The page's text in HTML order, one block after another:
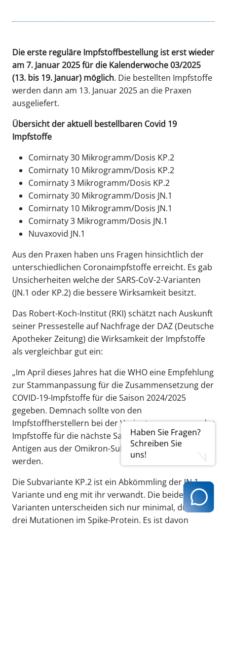
Haben Sie Fragen?
Schreiben Sie
uns!
Die erste reguläre Impfstoffbestellung ist erst wieder
am 7. Januar 2025 für die Kalenderwoche 03/2025
(13. bis 19. Januar) möglich. Die bestellten Impfstoffe
werden dann am 13. Januar 2025 an die Praxen
ausgeliefert.
Übersicht der aktuell bestellbaren Covid 19
Impfstoffe
Comirnaty 30 Mikrogramm/Dosis KP.2
Comirnaty 10 Mikrogramm/Dosis KP.2
Comirnaty 3 Mikrogramm/Dosis KP.2
Comirnaty 30 Mikrogramm/Dosis JN.1
Comirnaty 10 Mikrogramm/Dosis JN.1
Comirnaty 3 Mikrogramm/Dosis JN.1
Nuvaxovid JN.1
Aus den Praxen haben uns Fragen hinsichtlich der
unterschiedlichen Coronaimpfstoffe erreicht. Es gab
Unsicherheiten welche der SARS-CoV-2-Varianten
(JN.1 oder KP.2) die bessere Wirksamkeit besitzt.
Das Robert-Koch-Institut (RKI) schätzt nach Auskunft
seiner Pressestelle auf Nachfrage der DAZ (Deutsche
Apotheker Zeitung) die Wirksamkeit der Impfstoffe
als vergleichbar gut ein:
„Im April dieses Jahres hat die WHO eine Empfehlung
zur Stammanpassung für die Zusammensetzung der
COVID-19-Impfstoffe für die Saison 2024/2025
gegeben. Demnach sollte von den
Impfstoffherstellern bei der Variantenanpassung der
Impfstoffe für die nächste Saison monovalent ein
Antigen aus der Omikron-Sublinie JN.1 verwendet
werden.
Die Subvariante KP.2 ist ein Abkömmling der JN.1-
Variante und eng mit ihr verwandt. Die beiden
Varianten unterscheiden sich nur minimal, durch
drei Mutationen im Spike-Protein. Es ist davon